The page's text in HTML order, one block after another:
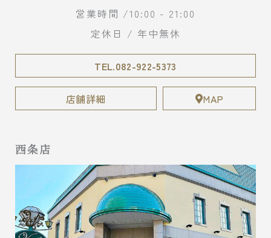
営業時間 /10:00 - 21:00
定休日 / 年中無休
TEL.082-922-5373
店舗詳細 MAP
西条店